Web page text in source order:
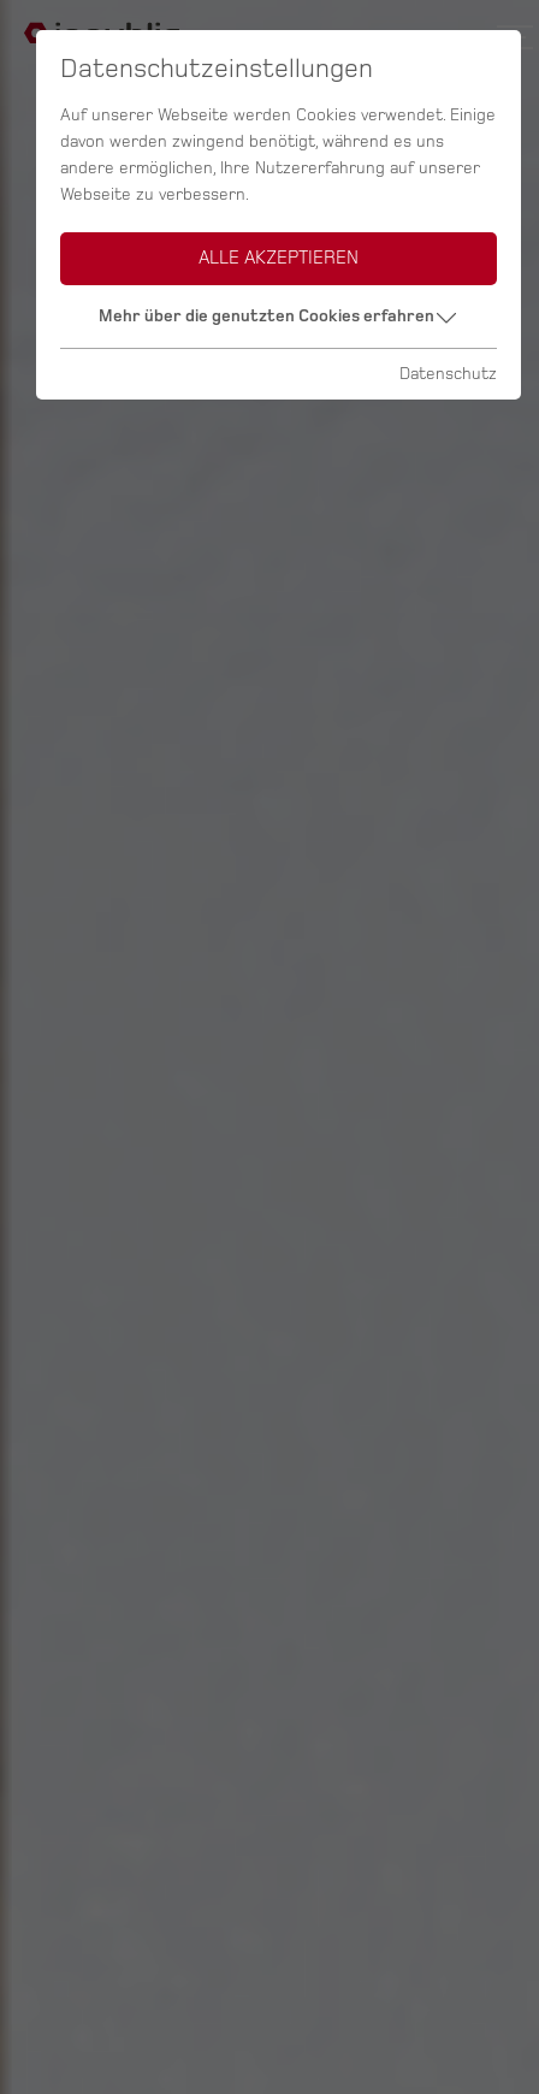
Datenschutzeinstellungen
Auf unserer Webseite werden Cookies verwendet. Einige
davon werden zwingend benötigt, während es uns
andere ermöglichen, Ihre Nutzererfahrung auf unserer
Webseite zu verbessern.
ALLE AKZEPTIEREN
Mehr über die genutzten Cookies erfahren
Datenschutz